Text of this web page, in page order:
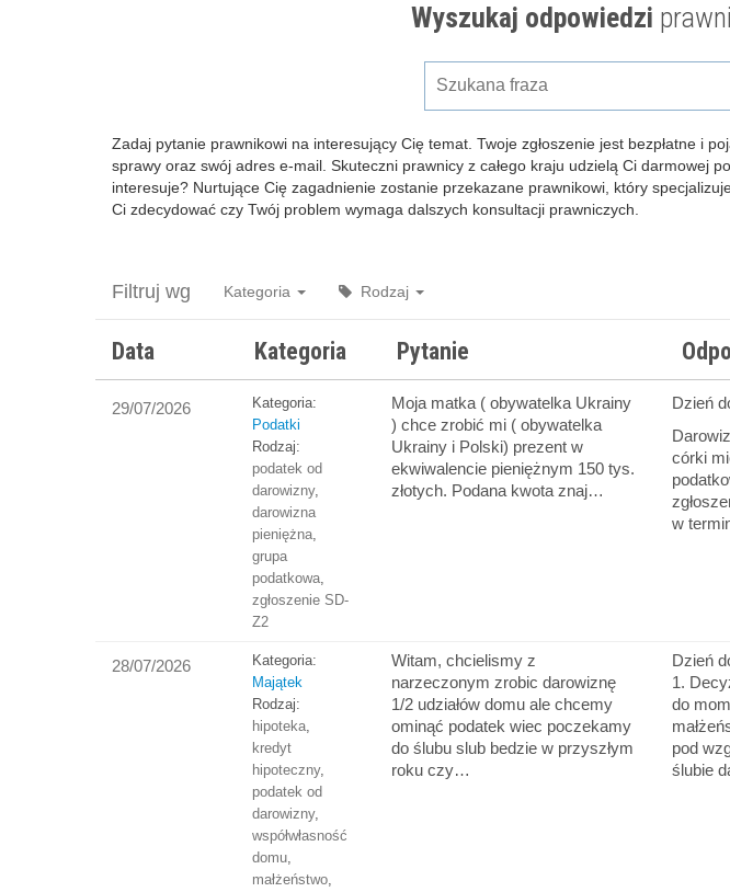
Wyszukaj odpowiedzi
Zadaj pytanie prawnikowi na interesujący Cię temat. Twoje zgłoszenie jest bezpłatne i
sprawy oraz swój adres e-mail. Skuteczni prawnicy z całego kraju udzielą Ci darmowej
interesuje? Nurtujące Cię zagadnienie zostanie przekazane prawnikowi, który
Ci zdecydować czy Twój problem wymaga dalszych konsultacji prawniczych.
Filtruj wg Kategoria Rodzaj
Data Kategoria Pytanie
29/07/2026
Kategoria:
Podatki
Rodzaj:
podatek od
darowizny,
darowizna
pieniężna,
grupa
podatkowa,
zgłoszenie SD-
Z2
Moja matka ( obywatelka Ukrainy
) chce zrobić mi ( obywatelka
Ukrainy i Polski) prezent w
ekwiwalencie pieniężnym 150 tys.
złotych. Podana kwota znaj…
Dzień
córki
w
28/07/2026
Kategoria:
Majątek
Rodzaj:
hipoteka,
kredyt
hipoteczny,
podatek od
darowizny,
współwłasność
domu,
małżeństwo,
Witam, chcielismy z
narzeczonym zrobic darowiznę
1/2 udziałów domu ale chcemy
ominąć podatek wiec poczekamy
do ślubu slub bedzie w przyszłym
roku czy…
Dzień
1.
do
pod
ślubie